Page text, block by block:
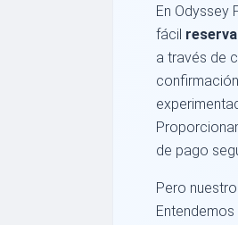
En Odyssey
fácil
a través de
de pago
Pero